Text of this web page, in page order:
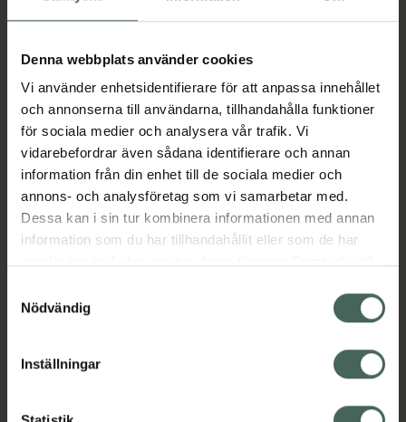
Denna webbplats använder cookies
Vi använder enhetsidentifierare för att anpassa innehållet
och annonserna till användarna, tillhandahålla funktioner
för sociala medier och analysera vår trafik. Vi
vidarebefordrar även sådana identifierare och annan
information från din enhet till de sociala medier och
annons- och analysföretag som vi samarbetar med.
Dessa kan i sin tur kombinera informationen med annan
information som du har tillhandahållit eller som de har
återkalla ditt samtycke via webbplatsens
cookieinställningar. Ett återkallat samtycke påverkar inte
lagligheten av behandling som skett innan återkallelsen.
Nödvändig
Inställningar
Beskrivning Dölj
Läs alltid bipacksedeln innan
användning.
EAN:
05712923004823